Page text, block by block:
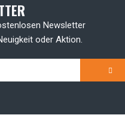
Newsletter
oder Aktion.